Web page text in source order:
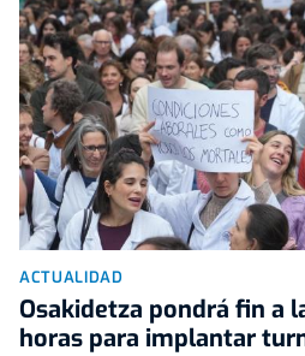
ACTUALIDAD
Osakidetza pondrá fin a
horas para implantar